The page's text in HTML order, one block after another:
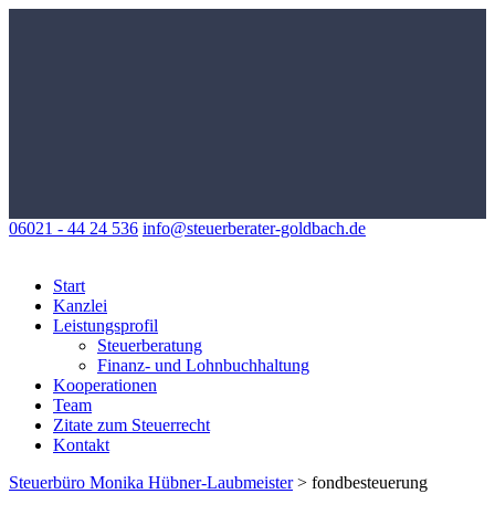
06021 - 44 24 536 info@steuerberater-goldbach.de
Start
Kanzlei
Leistungsprofil
Steuerberatung
Finanz- und Lohnbuchhaltung
Kooperationen
Team
Zitate zum Steuerrecht
Kontakt
Steuerbüro Monika Hübner-Laubmeister> fondbesteuerung